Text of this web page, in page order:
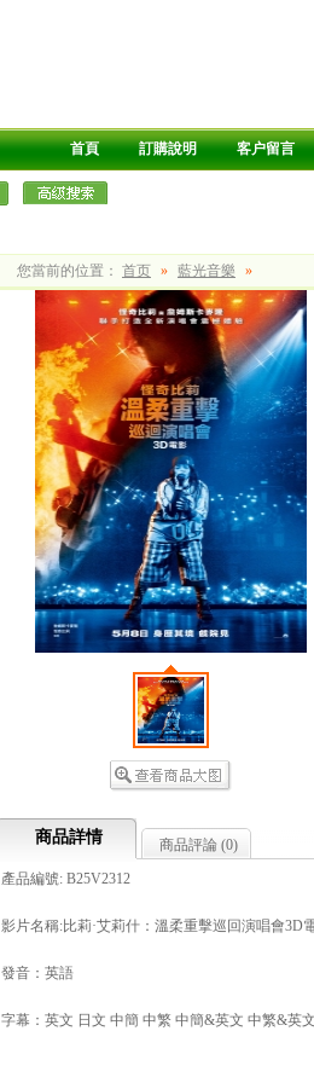
首頁 訂購說明 客户留言
您當前的位置： 首页 » 藍光音樂 »
商品詳情 商品評論 (0)
產品編號: B25V2312
影片名稱:比莉·艾莉什：溫柔重擊巡回演唱會3D
發音：英語
字幕：英文 日文 中簡 中繁 中簡&英文 中繁&英文